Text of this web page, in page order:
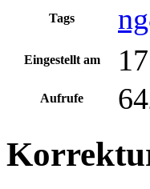
Tags
Eingestellt am
Aufrufe